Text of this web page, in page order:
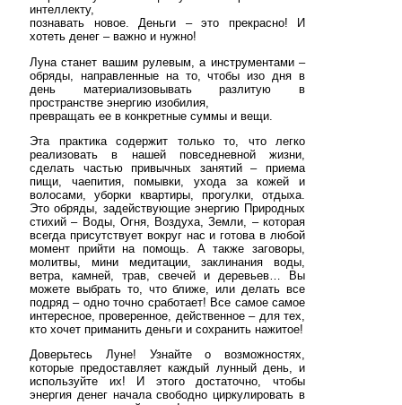
интеллекту,
познавать новое. Деньги – это прекрасно! И
хотеть денег – важно и нужно!
Луна станет вашим рулевым, а инструментами –
обряды, направленные на то, чтобы изо дня в
день материализовывать разлитую в
пространстве энергию изобилия,
превращать ее в конкретные суммы и вещи.
Эта практика содержит только то, что легко
реализовать в нашей повседневной жизни,
сделать частью привычных занятий – приема
пищи, чаепития, помывки, ухода за кожей и
волосами, уборки квартиры, прогулки, отдыха.
Это обряды, задействующие энергию Природных
стихий – Воды, Огня, Воздуха, Земли, – которая
всегда присутствует вокруг нас и готова в любой
момент прийти на помощь. А также заговоры,
молитвы, мини медитации, заклинания воды,
ветра, камней, трав, свечей и деревьев… Вы
можете выбрать то, что ближе, или делать все
подряд – одно точно сработает! Все самое самое
интересное, проверенное, действенное – для тех,
кто хочет приманить деньги и сохранить нажитое!
Доверьтесь Луне! Узнайте о возможностях,
которые предоставляет каждый лунный день, и
используйте их! И этого достаточно, чтобы
энергия денег начала свободно циркулировать в